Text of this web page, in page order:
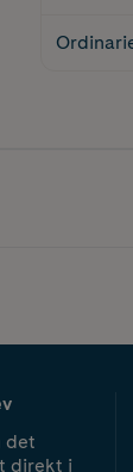
det
direkt i